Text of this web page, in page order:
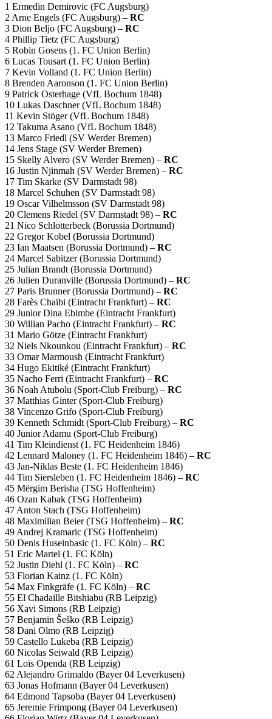
1 Ermedin Demirovic (FC Augsburg)
2 Arne Engels (FC Augsburg) – RC
3 Dion Beljo (FC Augsburg) – RC
4 Phillip Tietz (FC Augsburg)
5 Robin Gosens (1. FC Union Berlin)
6 Lucas Tousart (1. FC Union Berlin)
7 Kevin Volland (1. FC Union Berlin)
8 Brenden Aaronson (1. FC Union Berlin)
9 Patrick Osterhage (VfL Bochum 1848)
10 Lukas Daschner (VfL Bochum 1848)
11 Kevin Stöger (VfL Bochum 1848)
12 Takuma Asano (VfL Bochum 1848)
13 Marco Friedl (SV Werder Bremen)
14 Jens Stage (SV Werder Bremen)
15 Skelly Alvero (SV Werder Bremen) – RC
16 Justin Njinmah (SV Werder Bremen) – RC
17 Tim Skarke (SV Darmstadt 98)
18 Marcel Schuhen (SV Darmstadt 98)
19 Oscar Vilhelmsson (SV Darmstadt 98)
20 Clemens Riedel (SV Darmstadt 98) – RC
21 Nico Schlotterbeck (Borussia Dortmund)
22 Gregor Kobel (Borussia Dortmund)
23 Ian Maatsen (Borussia Dortmund) – RC
24 Marcel Sabitzer (Borussia Dortmund)
25 Julian Brandt (Borussia Dortmund)
26 Julien Duranville (Borussia Dortmund) – RC
27 Paris Brunner (Borussia Dortmund) – RC
28 Farès Chaïbi (Eintracht Frankfurt) – RC
29 Junior Dina Ebimbe (Eintracht Frankfurt)
30 Willian Pacho (Eintracht Frankfurt) – RC
31 Mario Götze (Eintracht Frankfurt)
32 Niels Nkounkou (Eintracht Frankfurt) – RC
33 Omar Marmoush (Eintracht Frankfurt)
34 Hugo Ekitiké (Eintracht Frankfurt)
35 Nacho Ferri (Eintracht Frankfurt) – RC
36 Noah Atubolu (Sport-Club Freiburg) – RC
37 Matthias Ginter (Sport-Club Freiburg)
38 Vincenzo Grifo (Sport-Club Freiburg)
39 Kenneth Schmidt (Sport-Club Freiburg) – RC
40 Junior Adamu (Sport-Club Freiburg)
41 Tim Kleindienst (1. FC Heidenheim 1846)
42 Lennard Maloney (1. FC Heidenheim 1846) – RC
43 Jan-Niklas Beste (1. FC Heidenheim 1846)
44 Tim Siersleben (1. FC Heidenheim 1846) – RC
45 Mërgim Berisha (TSG Hoffenheim)
46 Ozan Kabak (TSG Hoffenheim)
47 Anton Stach (TSG Hoffenheim)
48 Maximilian Beier (TSG Hoffenheim) – RC
49 Andrej Kramaric (TSG Hoffenheim)
50 Denis Huseinbasic (1. FC Köln) – RC
51 Eric Martel (1. FC Köln)
52 Justin Diehl (1. FC Köln) – RC
53 Florian Kainz (1. FC Köln)
54 Max Finkgräfe (1. FC Köln) – RC
55 El Chadaille Bitshiabu (RB Leipzig)
56 Xavi Simons (RB Leipzig)
57 Benjamin Šeško (RB Leipzig)
58 Dani Olmo (RB Leipzig)
59 Castello Lukeba (RB Leipzig)
60 Nicolas Seiwald (RB Leipzig)
61 Loïs Openda (RB Leipzig)
62 Alejandro Grimaldo (Bayer 04 Leverkusen)
63 Jonas Hofmann (Bayer 04 Leverkusen)
64 Edmond Tapsoba (Bayer 04 Leverkusen)
65 Jeremie Frimpong (Bayer 04 Leverkusen)